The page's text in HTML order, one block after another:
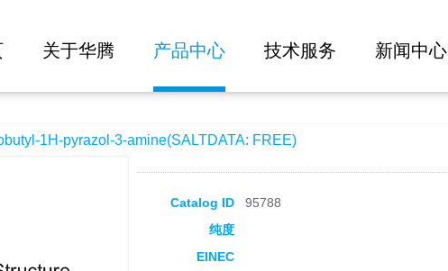
关于华腾 产品中心 技术服务 新闻中心
3-amine(SALTDATA: FREE)
1H-pyrazol-3-amine(SALTDATA: FREE)
Catalog ID 95788
纯度
EINEC